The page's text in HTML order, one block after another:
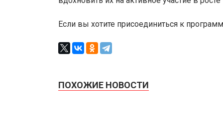
Если вы хотите присоединиться к
ПОХОЖИЕ НОВОСТИ